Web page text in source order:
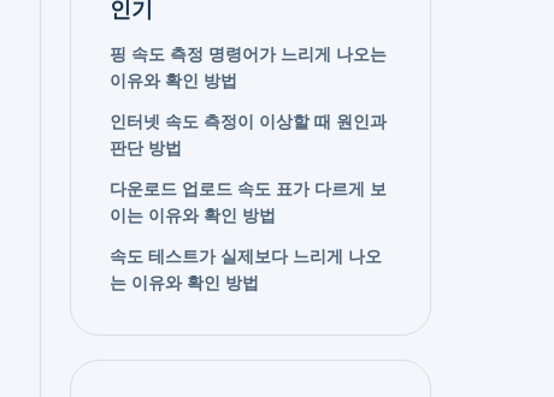
인기
핑 속도 측정 명령어가 느리게 나오는
이유와 확인 방법
인터넷 속도 측정이 이상할 때 원인과
판단 방법
다운로드 업로드 속도 표가 다르게 보
이는 이유와 확인 방법
속도 테스트가 실제보다 느리게 나오
는 이유와 확인 방법